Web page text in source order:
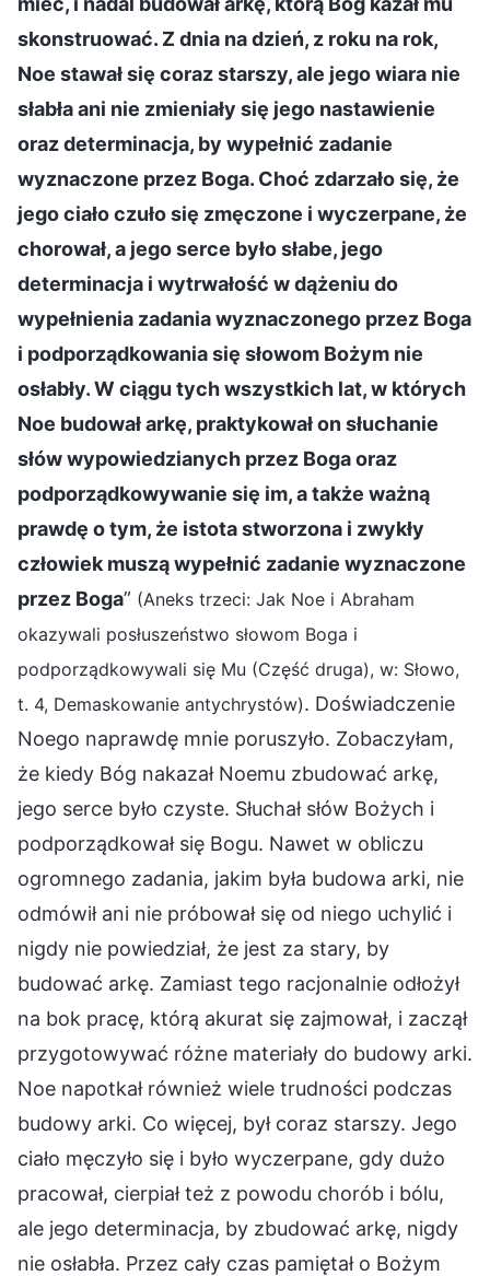
skonstruować. Z dnia na dzień, z roku na rok,
Noe stawał się coraz starszy, ale jego wiara nie
słabła ani nie zmieniały się jego nastawienie
oraz determinacja, by wypełnić zadanie
wyznaczone przez Boga. Choć zdarzało się, że
jego ciało czuło się zmęczone i wyczerpane, że
chorował, a jego serce było słabe, jego
determinacja i wytrwałość w dążeniu do
wypełnienia zadania wyznaczonego przez Boga
i podporządkowania się słowom Bożym nie
osłabły. W ciągu tych wszystkich lat, w których
Noe budował arkę, praktykował on słuchanie
słów wypowiedzianych przez Boga oraz
podporządkowywanie się im, a także ważną
prawdę o tym, że istota stworzona i zwykły
człowiek muszą wypełnić zadanie wyznaczone
przez Boga” (Aneks trzeci: Jak Noe i Abraham
okazywali posłuszeństwo słowom Boga i
podporządkowywali się Mu (Część druga), w: Słowo,
t. 4, Demaskowanie antychrystów). Doświadczenie
Noego naprawdę mnie poruszyło. Zobaczyłam,
że kiedy Bóg nakazał Noemu zbudować arkę,
jego serce było czyste. Słuchał słów Bożych i
podporządkował się Bogu. Nawet w obliczu
ogromnego zadania, jakim była budowa arki, nie
odmówił ani nie próbował się od niego uchylić i
nigdy nie powiedział, że jest za stary, by
budować arkę. Zamiast tego racjonalnie odłożył
na bok pracę, którą akurat się zajmował, i zaczął
przygotowywać różne materiały do budowy arki.
Noe napotkał również wiele trudności podczas
budowy arki. Co więcej, był coraz starszy. Jego
ciało męczyło się i było wyczerpane, gdy dużo
pracował, cierpiał też z powodu chorób i bólu,
ale jego determinacja, by zbudować arkę, nigdy
nie osłabła. Przez cały czas pamiętał o Bożym